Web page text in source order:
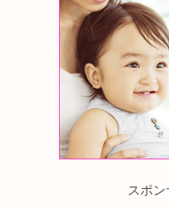
スポン